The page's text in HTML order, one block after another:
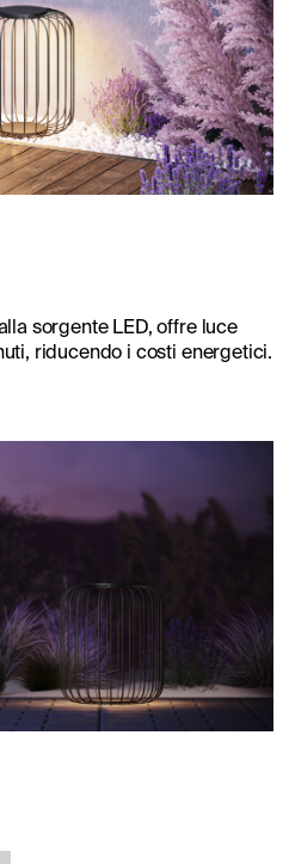
sorgente LED, offre luce
riducendo i costi energetici.